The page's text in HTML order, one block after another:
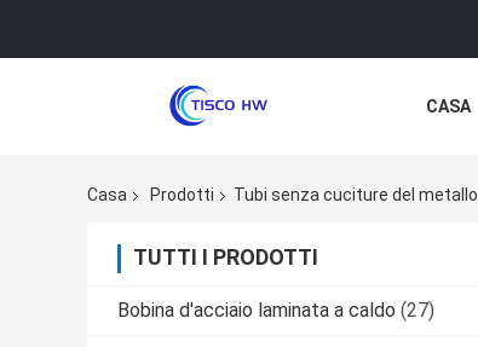
CASA
Casa Prodotti Tubi senza cuciture del metallo
TUTTI I PRODOTTI
Bobina d'acciaio laminata a caldo (27)